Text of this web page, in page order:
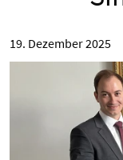
19. Dezember 2025